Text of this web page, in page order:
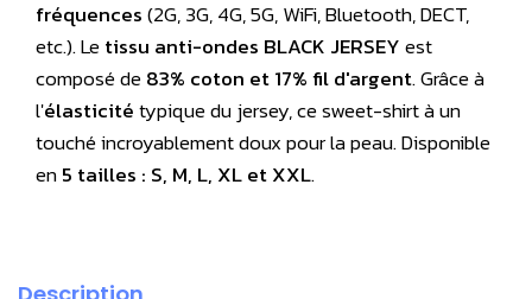
fréquences(2G, 3G, 4G, 5G, WiFi, Bluetooth, DECT,
etc.). Letissu anti-ondes BLACK JERSEYest
composé de83% coton et 17% fil d'argent. Grâce à
l'élasticitétypique du jersey, ce sweet-shirt à un
touché incroyablement doux pour la peau. Disponible
en5 tailles : S, M, L, XL et XXL.